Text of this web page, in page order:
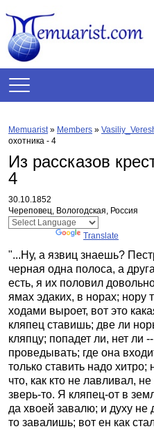
Memuarist» Members »
охотника - 4
Из рассказов
4
30.10.1852
Череповец, Вологодская, Россия
Translate
"...Ну, а язвиц знаешь?
черная одна полоса, а
есть, я их половил
ямах эдаких, в норах;
ходами выроет, вот это
кляпец ставишь; две ли
кляпцу; попадет ли, нет ли
проведывать; где она
только ставить надо хитро;
что, как кто не лавливал, не
зверь-то. Я кляпец-от в
да хвоей завалю; и духу не
то завалишь; вот ен как